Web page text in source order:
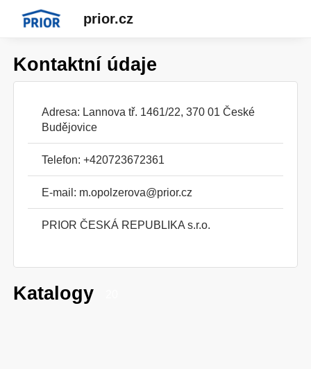
prior.cz
Kontaktní údaje
Adresa: Lannova tř. 1461/22, 370 01 České
Budějovice
Telefon: +420723672361
E-mail: m.opolzerova@prior.cz
PRIOR ČESKÁ REPUBLIKA s.r.o.
Katalogy